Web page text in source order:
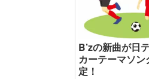
B’zの新曲が日
カーテーマソン
定！